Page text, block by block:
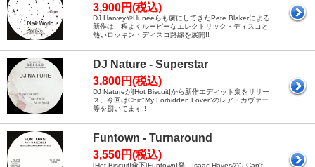
3,900円(税込)
DJ HarveyやHuneeらも虜にしてきたPete Blakerによる
新作は、程よくルーピーなエレクトリック・ディスコと
熱いロッキン・ディスコ路線を展開!!
DJ Nature - Superstar
3,800円(税込)
DJ Natureが[Hot Biscuit]から新作エディット集をリリー
ス。今回はChic"My Forbidden Lover"のレア・カヴァー
等を捌いてます!!
Funtown - Turnaround
3,550円(税込)
[Hot Biscuit]傘下[Funtown]発、Isaac Hayesの"I Can't